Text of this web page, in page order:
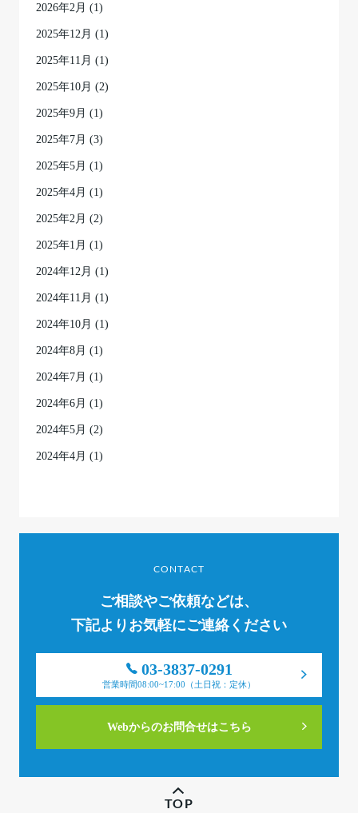
2026年2月 (1)
2025年12月 (1)
2025年11月 (1)
2025年10月 (2)
2025年9月 (1)
2025年7月 (3)
2025年5月 (1)
2025年4月 (1)
2025年2月 (2)
2025年1月 (1)
2024年12月 (1)
2024年11月 (1)
2024年10月 (1)
2024年8月 (1)
2024年7月 (1)
2024年6月 (1)
2024年5月 (2)
2024年4月 (1)
CONTACT
ご相談やご依頼などは、
下記よりお気軽にご連絡ください
03-3837-0291
営業時間08:00~17:00（土日祝：定休）
Webからのお問合せはこちら
TOP